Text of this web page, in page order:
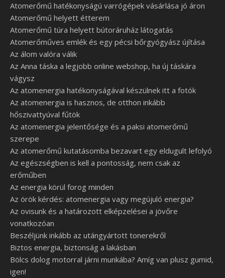
Atomerőmű hatékonyságú varrógépek vásárlása jó áron
Atomerőmű helyett étterem
Atomerőmű túra helyett bútoráruház látogatás
Atomerőműves emlék és egy pécsi bőrgyógyász újítása
Az álom valóra válik
Az Anna táska a legjobb online webshop, ha új táskára
vágysz
Az atomenergia hatékonyságával készülnek itt a fotók
Az atomenergia is hasznos, de otthon inkább
hőszivattyúval fűtök
Az atomenergia jelentősége és a paksi atomerőmű
szerepe
Az atomerőmű kutatásomba bezavart egy eldugult lefolyó
Az egészségben is kell a pontosság, nem csak az
erőműben
Az energia körül forog minden
Az örök kérdés: atomenergia vagy megújuló energia?
Az ovisunk és a határozott elképzelései a jövőre
vonatkozóan
Beszéljünk inkább az utángyártott tonerekről
Biztos energia, biztonság a lakásban
Bölcs dolog motorral járni munkába? Amíg van plusz gumid,
igen!